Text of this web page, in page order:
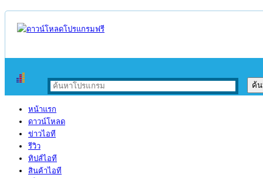
หน้าแรก
ดาวน์โหลด
ข่าวไอที
รีวิว
ทิปส์ไอที
สินค้าไอที